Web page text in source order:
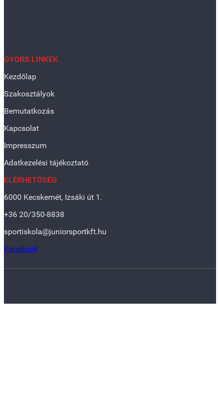
GYORS LINKEK
Kezdőlap
Szakosztályok
Bemutatkozás
Kapcsolat
Impresszum
Adatkezelési tájékoztató
ELÉRHETŐSÉG
6000 Kecskemét, Izsáki út 1.
+36 20/350-8838
sportiskola@juniorsportkft.hu
Facebook